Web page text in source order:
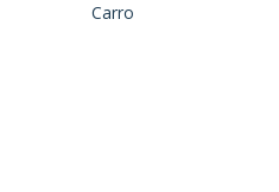
Carro